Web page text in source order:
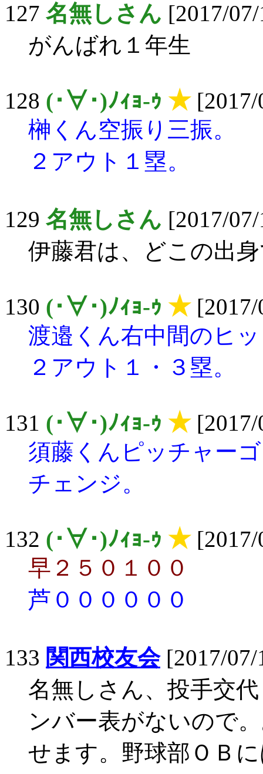
127 名無しさん [2017/
がんばれ１年生
128 (･∀･)ﾉｨｮ-ｩ ★[2017/
榊くん空振り三振。
２アウト１塁。
129 名無しさん [2017/
伊藤君は、どこの出
130 (･∀･)ﾉｨｮ-ｩ ★[2017/
渡邉くん右中間のヒ
２アウト１・３塁。
131 (･∀･)ﾉｨｮ-ｩ ★[2017/
須藤くんピッチャー
チェンジ。
132 (･∀･)ﾉｨｮ-ｩ ★[2017/
早２５０１００
芦００００００
133 関西校友会[2017/07/
名無しさん、投手交
ンバー表がないので
せます。野球部ＯＢ